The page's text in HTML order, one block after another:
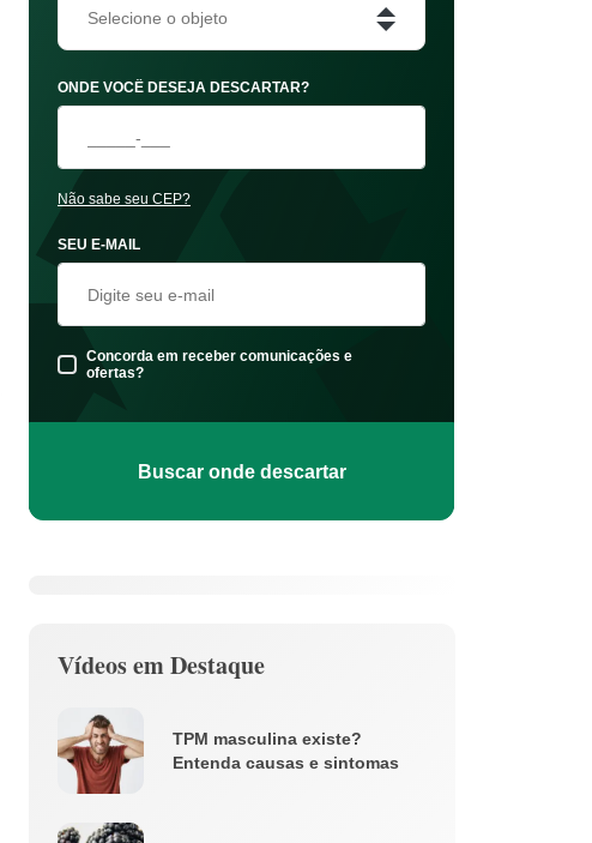
Selecione o objeto
ONDE VOCÊ DESEJA DESCARTAR?
Não sabe seu CEP?
SEU E-MAIL
Concorda em receber comunicações e
ofertas?
Buscar onde descartar
Vídeos em Destaque
TPM masculina existe?
Entenda causas e sintomas